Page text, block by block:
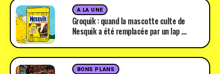
A LA UNE
Groquik : quand la mascotte culte de
Nesquik a été remplacée par un lap …
BONS PLANS